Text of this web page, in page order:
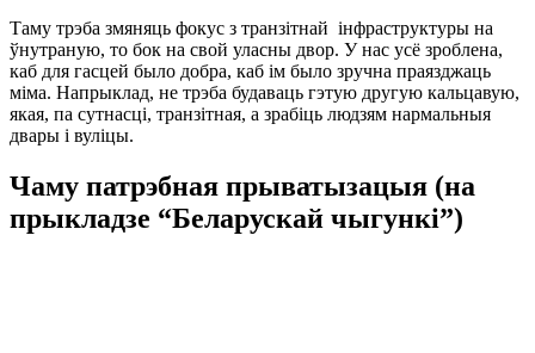
Таму трэба змяняць фокус з транзітнай інфраструктуры на
ўнутраную, то бок на свой уласны двор. У нас усё зроблена,
каб для гасцей было добра, каб ім было зручна праязджаць
міма. Напрыклад, не трэба будаваць гэтую другую кальцавую,
якая, па сутнасці, транзітная, а зрабіць людзям нармальныя
двары і вуліцы.
Чаму патрэбная прыватызацыя (на
прыкладзе “Беларускай чыгункі”)